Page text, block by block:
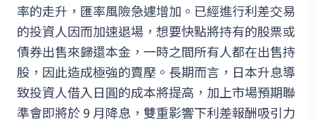
率的走升，匯率風險急遽增加。已經進行利差交易
的投資人因而加速退場，想要快點將持有的股票或
債券出售來歸還本金，一時之間所有人都在出售持
股，因此造成極強的賣壓。長期而言，日本升息導
致投資人借入日圓的成本將提高，加上市場預期聯
準會即將於 9 月降息，雙重影響下利差報酬吸引力